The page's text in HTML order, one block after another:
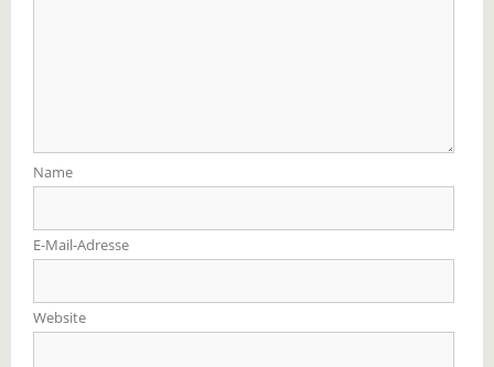
Name
E-Mail-Adresse
Website